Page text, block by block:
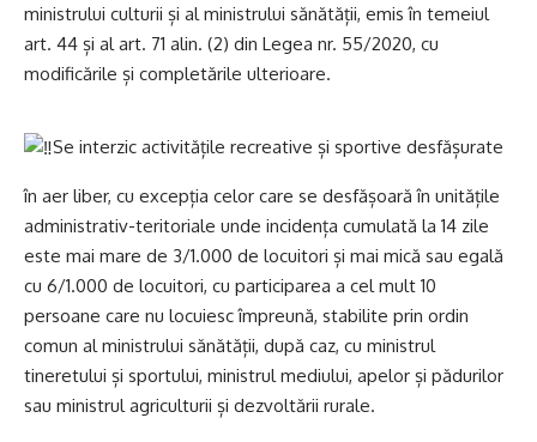
ministrului culturii și al ministrului sănătății, emis în temeiul
art. 44 și al art. 71 alin. (2) din Legea nr. 55/2020, cu
modificările și completările ulterioare.
Se interzic activitățile recreative și sportive desfășurate
în aer liber, cu excepția celor care se desfășoară în unitățile
administrativ-teritoriale unde incidența cumulată la 14 zile
este mai mare de 3/1.000 de locuitori și mai mică sau egală
cu 6/1.000 de locuitori, cu participarea a cel mult 10
persoane care nu locuiesc împreună, stabilite prin ordin
comun al ministrului sănătății, după caz, cu ministrul
tineretului și sportului, ministrul mediului, apelor și pădurilor
sau ministrul agriculturii și dezvoltării rurale.